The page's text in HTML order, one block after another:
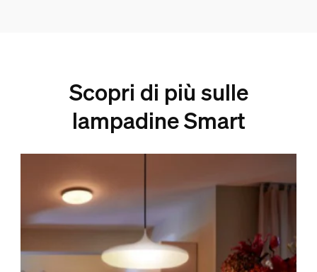
Scopri di più sulle
lampadine Smart